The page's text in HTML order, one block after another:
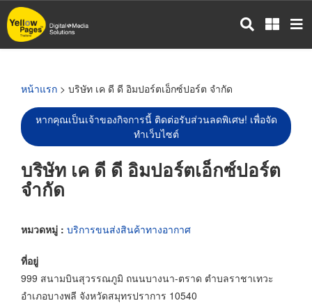
ข้าม
ไป
หน้าแรก > บริษัท เค ดี ดี อิมปอร์ตเอ็กซ์ปอร์ต จำกัด
หากคุณเป็นเจ้าของกิจการนี้ ติดต่อรับส่วนลดพิเศษ! เพื่อจัด
ทำเว็บไซต์
บริษัท เค ดี ดี อิมปอร์ตเอ็กซ์ปอร์ต
จำกัด
หมวดหมู่ : บริการขนส่งสินค้าทางอากาศ
ที่อยู่
999 สนามบินสุวรรณภูมิ ถนนบางนา-ตราด ตำบลราชาเทวะ
อำเภอบางพลี จังหวัดสมุทรปราการ 10540